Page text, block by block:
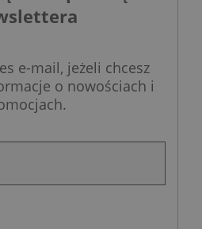
e-mail, jeżeli chcesz
o nowościach i